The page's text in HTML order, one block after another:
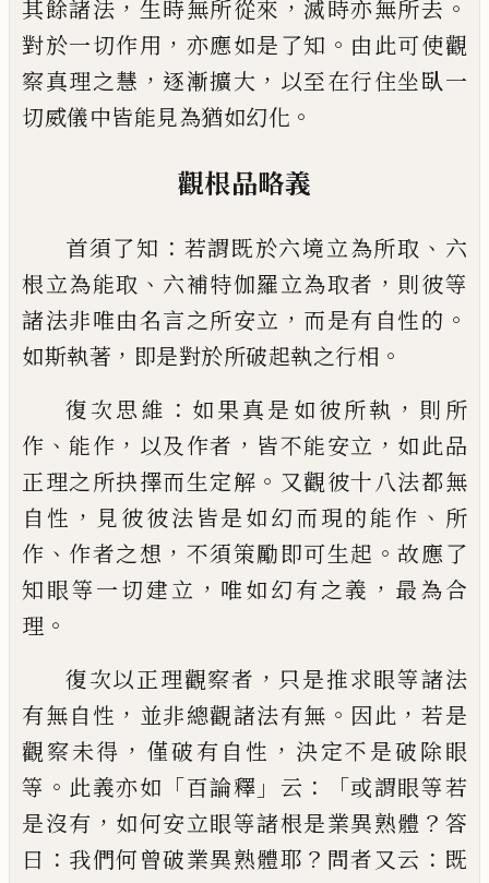
其餘諸法 ， 生時無所從來 ，滅時亦無所去 。
對於一切作用 ， 亦應如是了知 。 由此可使觀
察真理之慧 ， 逐漸擴大 ， 以至在行住坐臥一
切威儀中皆能見為猶如幻化 。
觀根品略義
首須了知 ： 若謂既於六境立為所取 、 六
根立為能取 、 六補特伽羅立為取者 ， 則彼等
諸法非唯由名言之所安立 ， 而是有自性的 。
如斯執著 ， 即是對於所破起執之行相 。
復次思維 ： 如果真是如彼所執 ， 則所
作 、 能作 ， 以及作者 ， 皆不能安立 ， 如此品
正理之所抉擇而生定解 。 又觀彼十八法都無
自性 ， 見彼彼法皆是如幻而現的能作 、 所
作 、 作者之想 ， 不須策勵即可生起 。故應了
知眼等一切建立 ， 唯如幻有之義 ， 最為合
理 。
復次以正理觀察者 ， 只是推求眼等諸法
有無自性 ， 並非總觀諸法有無 。 因此 ，若是
觀察未得 ， 僅破有自性 ， 決定不是破除眼
等 。 此義亦如 「百論釋 」 云 ：「或謂眼等若
是沒有 ， 如何安立眼等諸根是業異熟體 ？ 答
曰 ： 我們何曾破業異熟體耶 ？ 問者又云 ： 既